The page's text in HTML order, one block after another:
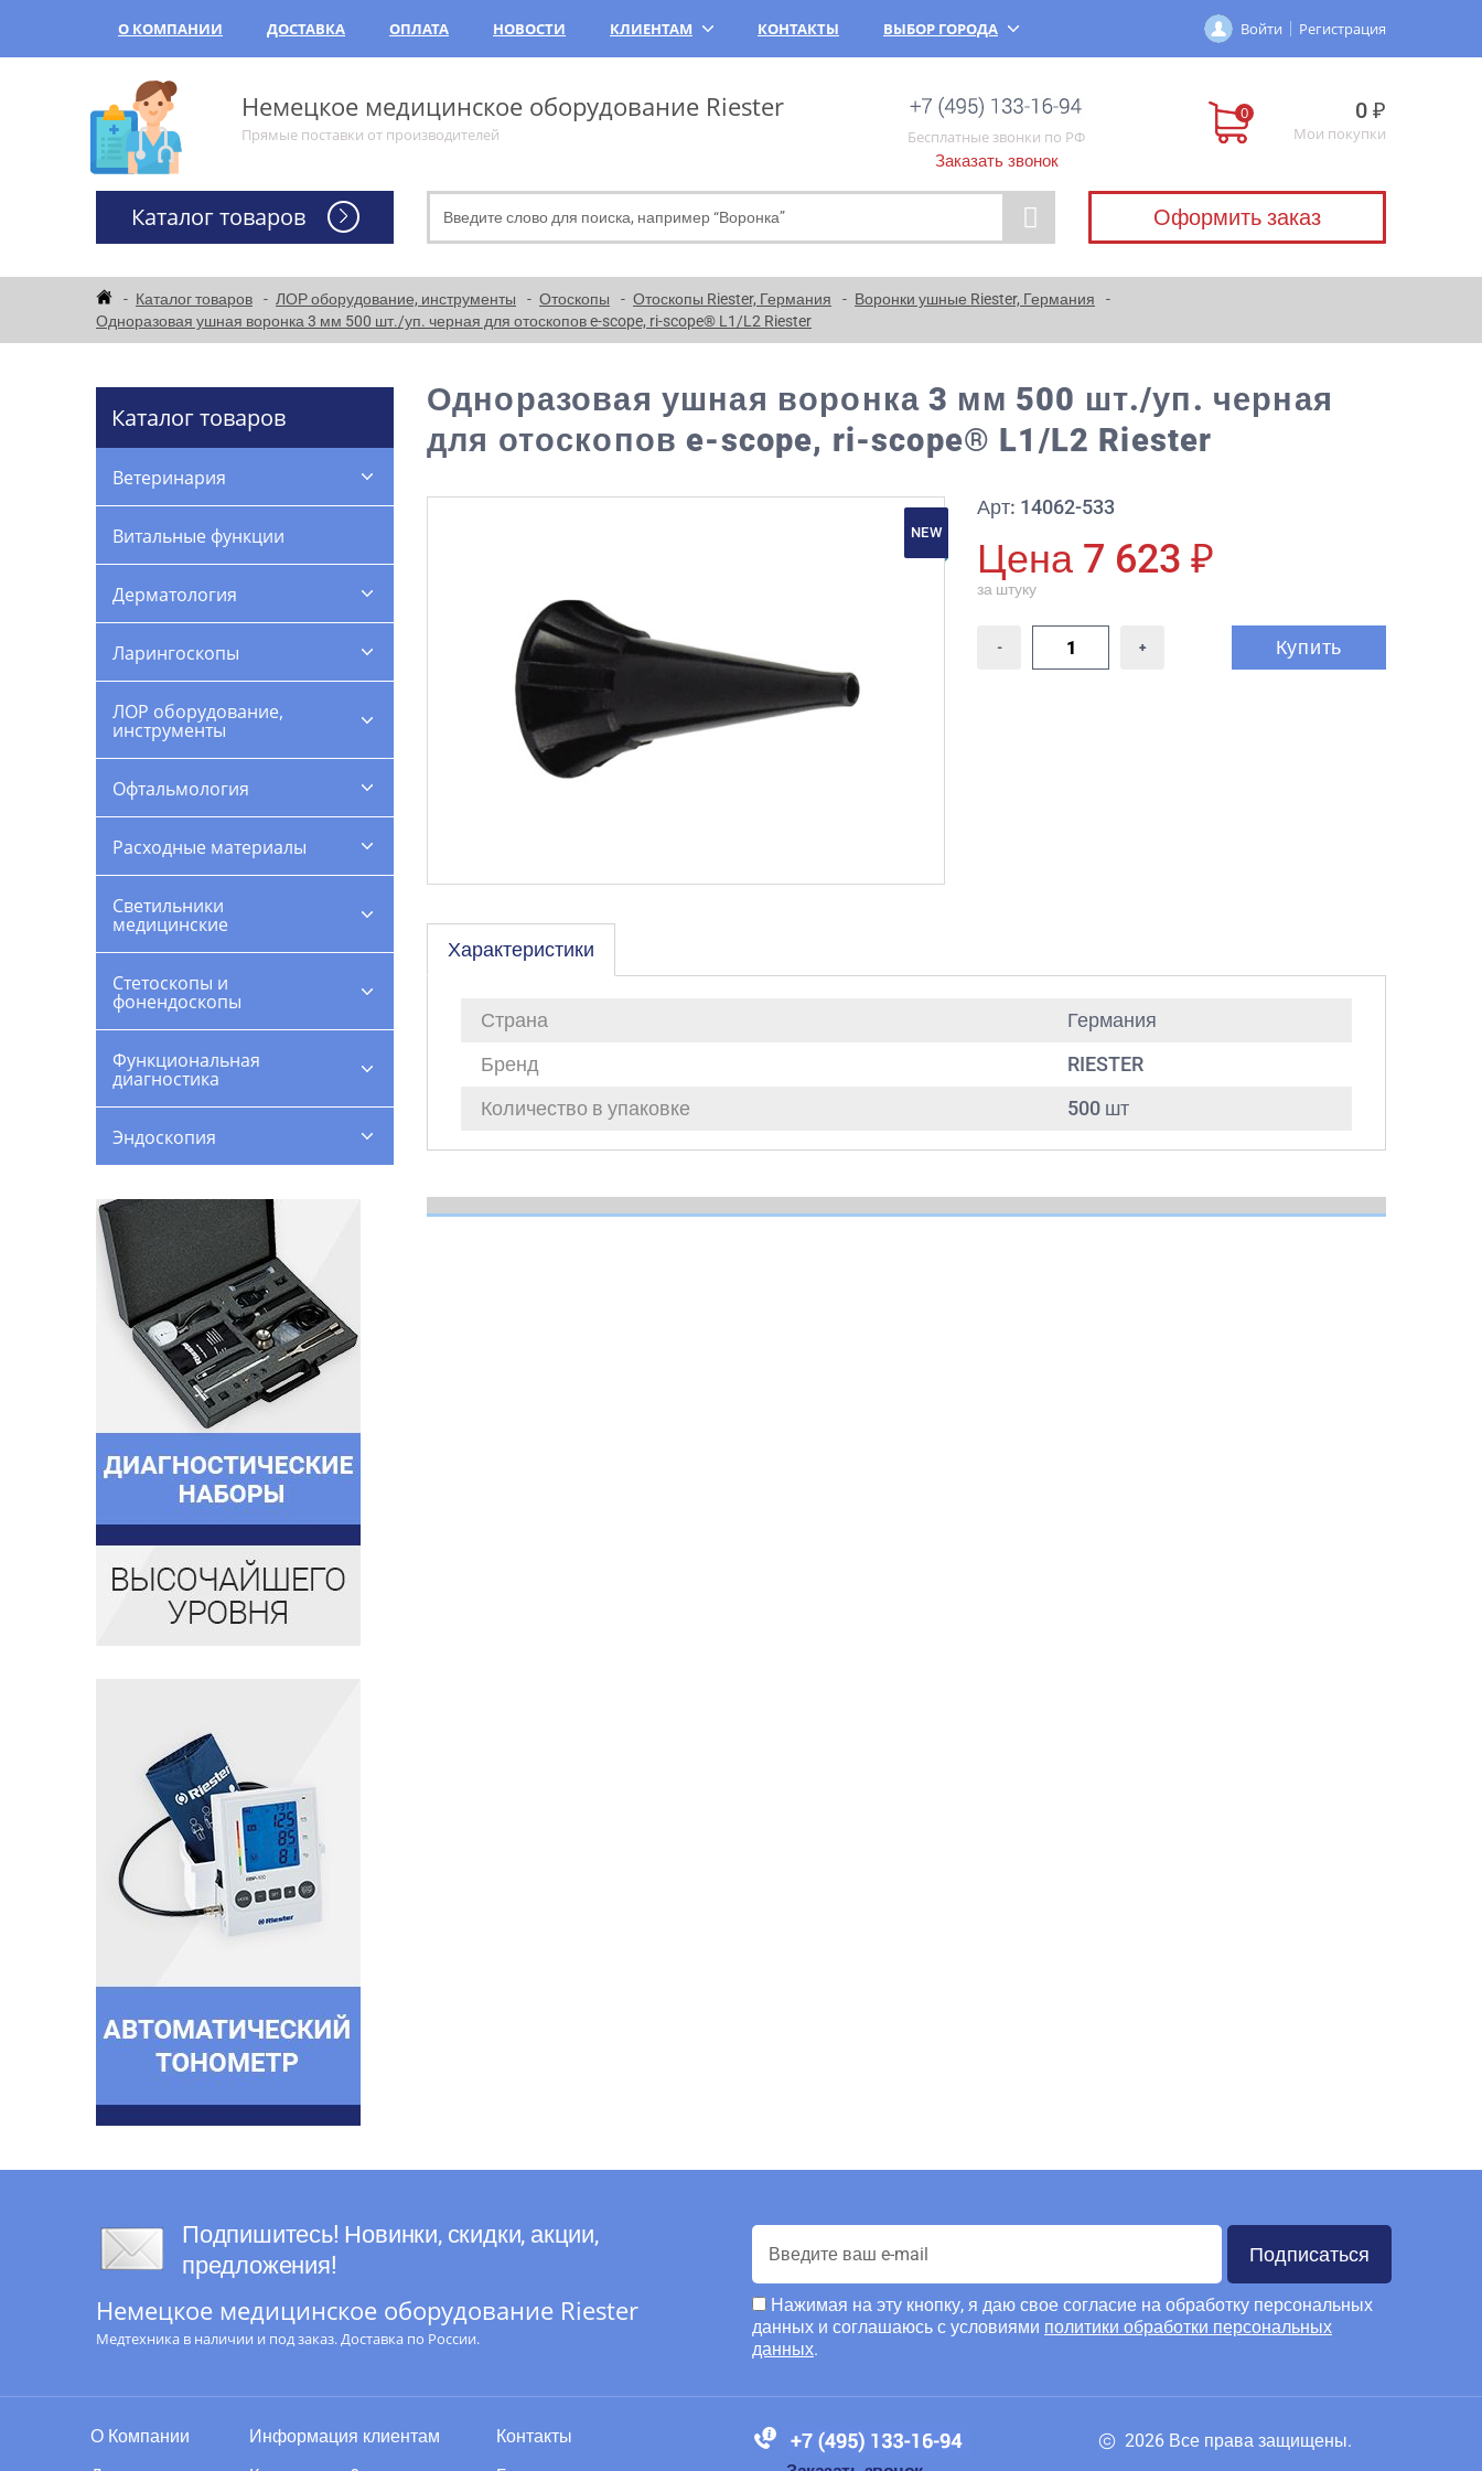
О КОМПАНИИ ДОСТАВКА ОПЛАТА НОВОСТИ КЛИЕНТАМ КОНТАКТЫ ВЫБОР ГОРОДА Войти Регистрация
Немецкое медицинское оборудование Riester
Прямые поставки от производителей
Бесплатные звонки по РФ
Заказать звонок
0 ₽
Мои покупки
Каталог товаров Оформить заказ
Каталог товаров ЛОР оборудование, инструменты Отоскопы Отоскопы Riester, Германия
Воронки ушные Riester, Германия
Одноразовая ушная воронка 3 мм 500 шт./уп. черная для отоскопов e-scope, ri-scope® L1/L2 Riester
Каталог товаров
Ветеринария
Витальные функции
Дерматология
Ларингоскопы
ЛОР оборудование,
инструменты
Офтальмология
Расходные материалы
Светильники
медицинские
Стетоскопы и
фонендоскопы
Функциональная
диагностика
Эндоскопия
Одноразовая ушная воронка 3 мм 500 шт./уп. черная
для отоскопов e-scope, ri-scope® L1/L2 Riester
NEW
Арт: 14062-533
Цена 7 623 ₽
за штуку
- + Купить
Характеристики
Страна
Германия
Бренд
RIESTER
Количество в упаковке
500 шт
Подпишитесь! Новинки, скидки, акции,
предложения!
Немецкое медицинское оборудование Riester
Медтехника в наличии и под заказ. Доставка по России.
Подписаться
Нажимая на эту кнопку, я даю свое согласие на обработку персональных
данных и соглашаюсь с условиями политики обработки персональных
данных.
О Компании
Информация клиентам
Контакты
88005555550 2026 Все права защищены.